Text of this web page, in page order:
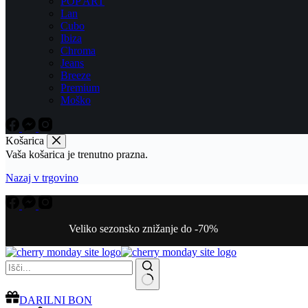
Lan
Cubo
Ibiza
Chroma
Jeans
Breeze
Premium
Moško
Košarica
Vaša košarica je trenutno prazna.
Nazaj v trgovino
Veliko sezonsko znižanje do -70%
NoDARILNI BON